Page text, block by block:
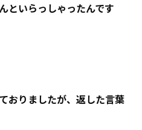
といらっしゃったんです
おりましたが、返した言葉